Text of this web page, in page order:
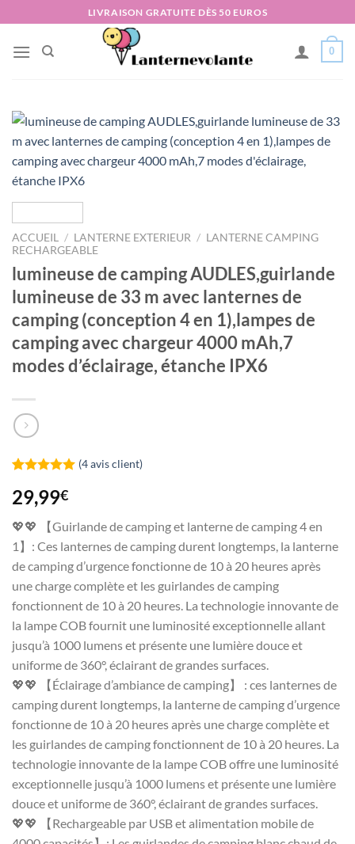
au
contenu
LIVRAISON GRATUITE DÈS 50 EUROS
0
ACCUEIL / LANTERNE EXTERIEUR / LANTERNE CAMPING
RECHARGEABLE
lumineuse de camping AUDLES,guirlande
lumineuse de 33 m avec lanternes de
camping (conception 4 en 1),lampes de
camping avec chargeur 4000 mAh,7
modes d’éclairage, étanche IPX6
sur 5 basé
sur
notations
client
(4avis client)
29,99€
💖💖 【Guirlande de camping et lanterne de camping 4 en
1】: Ces lanternes de camping durent longtemps, la lanterne
de camping d’urgence fonctionne de 10 à 20 heures après
une charge complète et les guirlandes de camping
fonctionnent de 10 à 20 heures. La technologie innovante de
la lampe COB fournit une luminosité exceptionnelle allant
jusqu’à 1000 lumens et présente une lumière douce et
uniforme de 360°, éclairant de grandes surfaces.
💖💖 【Éclairage d’ambiance de camping】 : ces lanternes de
camping durent longtemps, la lanterne de camping d’urgence
fonctionne de 10 à 20 heures après une charge complète et
les guirlandes de camping fonctionnent de 10 à 20 heures. La
technologie innovante de la lampe COB offre une luminosité
exceptionnelle jusqu’à 1000 lumens et présente une lumière
douce et uniforme de 360°, éclairant de grandes surfaces.
💖💖 【Rechargeable par USB et alimentation mobile de